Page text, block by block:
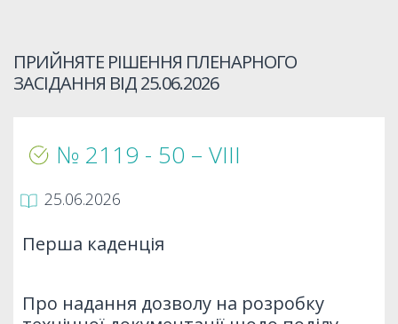
ПРИЙНЯТЕ РІШЕННЯ ПЛЕНАРНОГО
ЗАСІДАННЯ ВІД25.06.2026
№ 2119 - 50 – VIIІ
25.06.2026
Перша каденція
Про надання дозволу на розробку